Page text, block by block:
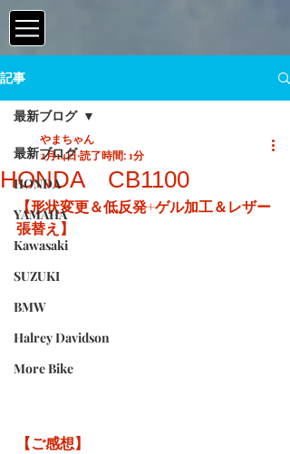
記事
最新ブログ
HONDA
YAMAHA
Kawasaki
SUZUKI
BMW
Halrey Davidson
More Bike
最新ブログ
HONDA CB1100
やまちゃん
2月14日読了時間: 1分
【形状変更＆低反発+ゲル加工＆レザー
張替え】
【ご感想】